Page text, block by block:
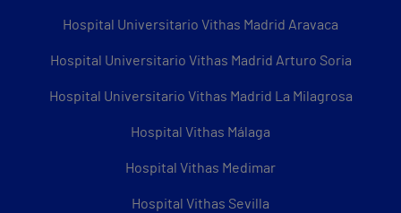
Hospital Universitario Vithas Madrid Aravaca
Hospital Universitario Vithas Madrid Arturo Soria
Hospital Universitario Vithas Madrid La Milagrosa
Hospital Vithas Málaga
Hospital Vithas Medimar
Hospital Vithas Sevilla